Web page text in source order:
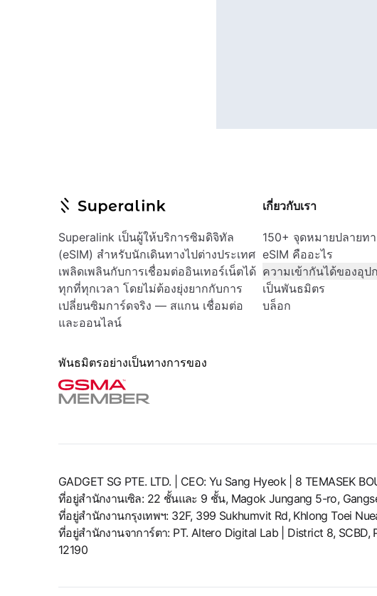
Superalink เป็นผู้ให้บริการซิมดิจิทัล
(eSIM) สำหรับนักเดินทางไปต่างประเทศ
เพลิดเพลินกับการเชื่อมต่ออินเทอร์เน็ตได้
ทุกที่ทุกเวลา โดยไม่ต้องยุ่งยากกับการ
เปลี่ยนซิมการ์ดจริง — สแกน เชื่อมต่อ
และออนไลน์
พันธมิตรอย่างเป็นทางการของ
เกี่ยวกับเรา
150+ จุดหมายปลายทา
eSIM คืออะไร
ความเข้ากันได้ของอุ
เป็นพันธมิตร
บล็อก
GADGET SG PTE. LTD. | CEO: Yu Sang Hyeok | 8 TEMASEK
ที่อยู่สำนักงานเซิล: 22 ชั้นและ 9 ชั้น, Magok Jungang 5-ro,
ที่อยู่สำนักงานกรุงเทพฯ: 32F, 399 Sukhumvit Rd, Khlong Toei
ที่อยู่สำนักงานจาการ์ตา: PT. Altero Digital Lab | District 8,
12190